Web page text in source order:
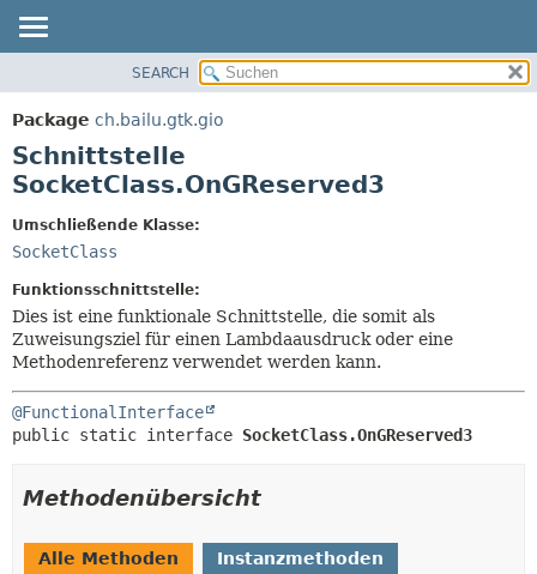
PACKAGE
KLASSE
BAUM
INDEX
KONSTRUKTOR
METHODE
SEARCH
Package ch.bailu.gtk.gio
Schnittstelle
SocketClass.OnGReserved3
Umschließende Klasse:
SocketClass
Funktionsschnittstelle:
Dies ist eine funktionale Schnittstelle, die somit als
Zuweisungsziel für einen Lambdaausdruck oder eine
Methodenreferenz verwendet werden kann.
@FunctionalInterface
public static interface SocketClass.OnGReserved3
Methodenübersicht
Alle Methoden
Instanzmethoden